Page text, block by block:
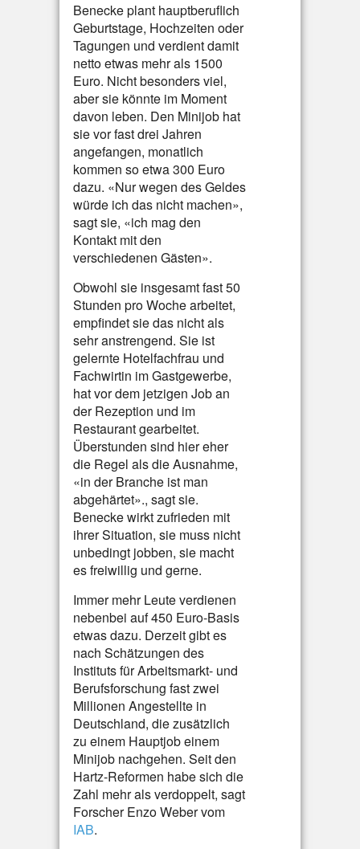
Benecke plant hauptberuflich
Geburtstage, Hochzeiten oder
Tagungen und verdient damit
netto etwas mehr als 1500
Euro. Nicht besonders viel,
aber sie könnte im Moment
davon leben. Den Minijob hat
sie vor fast drei Jahren
angefangen, monatlich
kommen so etwa 300 Euro
dazu. «Nur wegen des Geldes
würde ich das nicht machen»,
sagt sie, «ich mag den
Kontakt mit den
verschiedenen Gästen».
Obwohl sie insgesamt fast 50
Stunden pro Woche arbeitet,
empfindet sie das nicht als
sehr anstrengend. Sie ist
gelernte Hotelfachfrau und
Fachwirtin im Gastgewerbe,
hat vor dem jetzigen Job an
der Rezeption und im
Restaurant gearbeitet.
Überstunden sind hier eher
die Regel als die Ausnahme,
«in der Branche ist man
abgehärtet»., sagt sie.
Benecke wirkt zufrieden mit
ihrer Situation, sie muss nicht
unbedingt jobben, sie macht
es freiwillig und gerne.
Immer mehr Leute verdienen
nebenbei auf 450 Euro-Basis
etwas dazu. Derzeit gibt es
nach Schätzungen des
Instituts für Arbeitsmarkt- und
Berufsforschung fast zwei
Millionen Angestellte in
Deutschland, die zusätzlich
zu einem Hauptjob einem
Minijob nachgehen. Seit den
Hartz-Reformen habe sich die
Zahl mehr als verdoppelt, sagt
Forscher Enzo Weber vom
IAB.